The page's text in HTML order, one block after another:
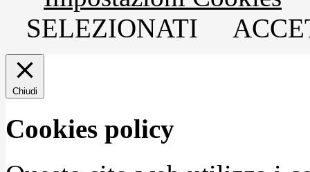
SELEZIONATI
Chiudi
Cookies policy